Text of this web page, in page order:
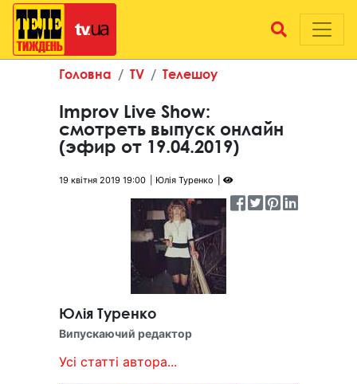
Головна TV Телешоу
Improv Live Show:
смотреть выпуск онлайн
(эфир от 19.04.2019)
19 квітня 2019 19:00 Юлія Туренко
Юлія Туренко
Випускаючий редактор
Усі статті автора...